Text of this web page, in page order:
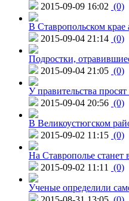
2015-09-09 16:02 (0)
В Ставропольском
2015-09-04 21:14 (0)
Подростки,
2015-09-04 21:05 (0)
У правительства
2015-09-04 20:56 (0)
В Великоустюгском
2015-09-02 11:15 (0)
На Ставрополье станет
2015-09-02 11:11
(0)
Ученые определили